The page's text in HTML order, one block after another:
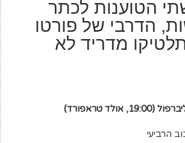
הטוענות לכתר
הדרבי של פורטו
מדריד לא
אולד טראפורד)
הרביעי